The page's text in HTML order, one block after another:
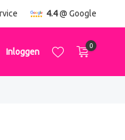
4.4@ Google
Inloggen
0